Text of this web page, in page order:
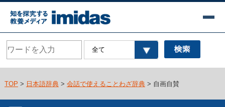
TOP > 日本語辞典> 会話で使えることわざ辞典> 自画自賛